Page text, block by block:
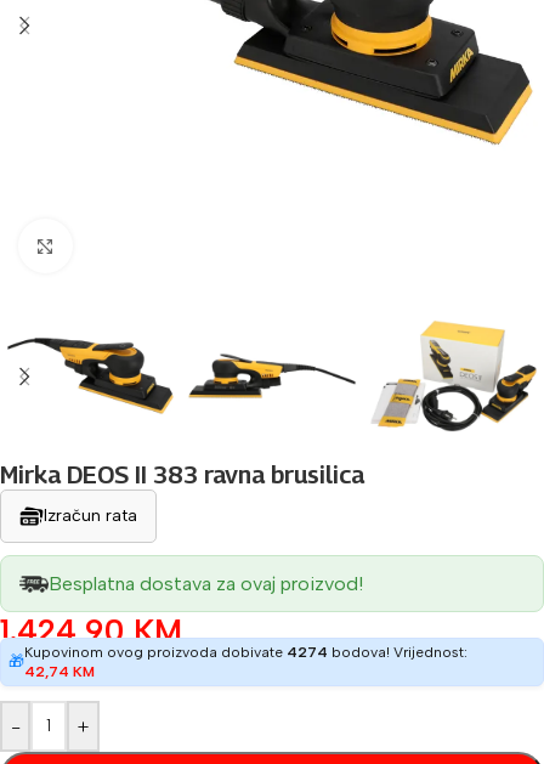
Mirka DEOS II 383 ravna brusilica
Izračun rata
Besplatna dostava za ovaj proizvod!
1.424,90KM
🎁Kupovinom ovog proizvoda dobivate 4274 bodova! Vrijednost:
42,74 KM
- +